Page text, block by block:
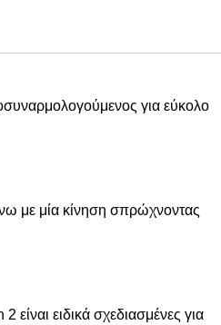
για εύκολο
με μία κίνηση σπρώχνοντας
είναι ειδικά σχεδιασμένες για